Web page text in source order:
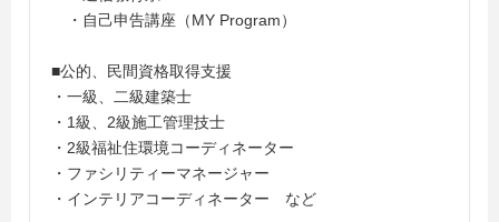
・自己申告講座（MY Program）
■公的、民間資格取得支援
・一級、二級建築士
・1級、2級施工管理技士
・2級福祉住環境コーディネーター
・ファシリティーマネージャー
・インテリアコーディネーター など